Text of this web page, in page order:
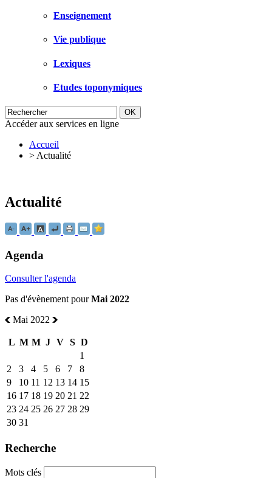
Enseignement
Vie publique
Lexiques
Etudes toponymiques
Accéder aux services en ligne
Accueil
> Actualité
Actualité
Agenda
Consulter l'agenda
Pas d'évènement pourMai 2022
Mai 2022
L M M J V S D
1
2
3 4 5 6 7
8
9
10 11 12 13 14 15
16 17 18 19 20 21 22
23 24 25 26 27 28 29
30 31
Recherche
Mots clés